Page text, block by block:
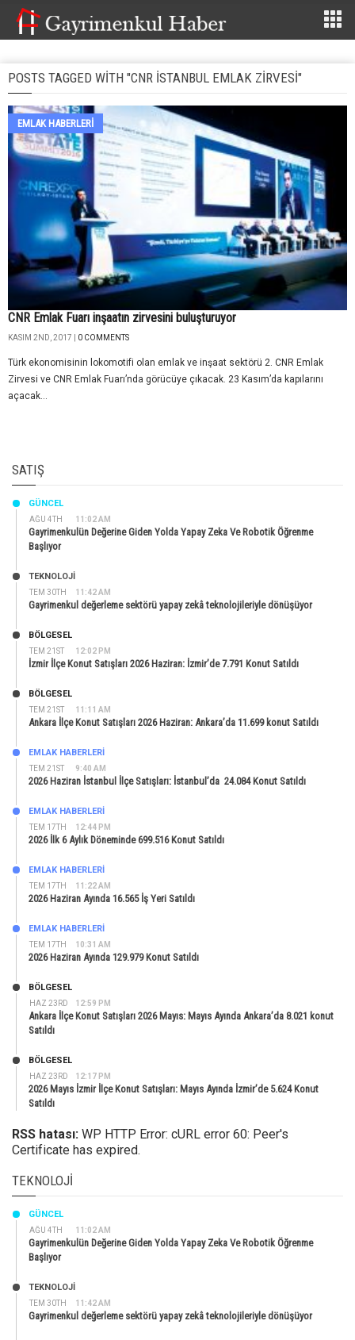
POSTS TAGGED WITH "CNR İSTANBUL EMLAK ZIRVESI"
EMLAK HABERLERI
CNR Emlak Fuarı inşaatın zirvesini buluşturuyor
KASIM 2ND, 2017 | 0 COMMENTS
Türk ekonomisinin lokomotifi olan emlak ve inşaat sektörü 2. CNR Emlak
Zirvesi ve CNR Emlak Fuarı’nda görücüye çıkacak. 23 Kasım’da kapılarını
açacak...
SATIŞ
AĞU 4TH 11:02 AM
GÜNCEL
Gayrimenkulün Değerine Giden Yolda Yapay Zeka Ve Robotik Öğrenme
Başlıyor
TEM 30TH 11:42 AM
TEKNOLOJİ
Gayrimenkul değerleme sektörü yapay zekâ teknolojileriyle dönüşüyor
TEM 21ST 12:02 PM
BÖLGESEL
İzmir İlçe Konut Satışları 2026 Haziran: İzmir’de 7.791 Konut Satıldı
TEM 21ST 11:11 AM
BÖLGESEL
Ankara İlçe Konut Satışları 2026 Haziran: Ankara’da 11.699 konut Satıldı
TEM 21ST 9:40 AM
EMLAK HABERLERI
2026 Haziran İstanbul İlçe Satışları: İstanbul’da 24.084 Konut Satıldı
TEM 17TH 12:44 PM
EMLAK HABERLERI
2026 İlk 6 Aylık Döneminde 699.516 Konut Satıldı
TEM 17TH 11:22 AM
EMLAK HABERLERI
2026 Haziran Ayında 16.565 İş Yeri Satıldı
TEM 17TH 10:31 AM
EMLAK HABERLERI
2026 Haziran Ayında 129.979 Konut Satıldı
HAZ 23RD 12:59 PM
BÖLGESEL
Ankara İlçe Konut Satışları 2026 Mayıs: Mayıs Ayında Ankara’da 8.021 konut
Satıldı
HAZ 23RD 12:17 PM
BÖLGESEL
2026 Mayıs İzmir İlçe Konut Satışları: Mayıs Ayında İzmir’de 5.624 Konut
Satıldı
RSS hatası: WP HTTP Error: cURL error 60: Peer's
Certificate has expired.
TEKNOLOJI
AĞU 4TH 11:02 AM
GÜNCEL
Gayrimenkulün Değerine Giden Yolda Yapay Zeka Ve Robotik Öğrenme
Başlıyor
TEM 30TH 11:42 AM
TEKNOLOJİ
Gayrimenkul değerleme sektörü yapay zekâ teknolojileriyle dönüşüyor